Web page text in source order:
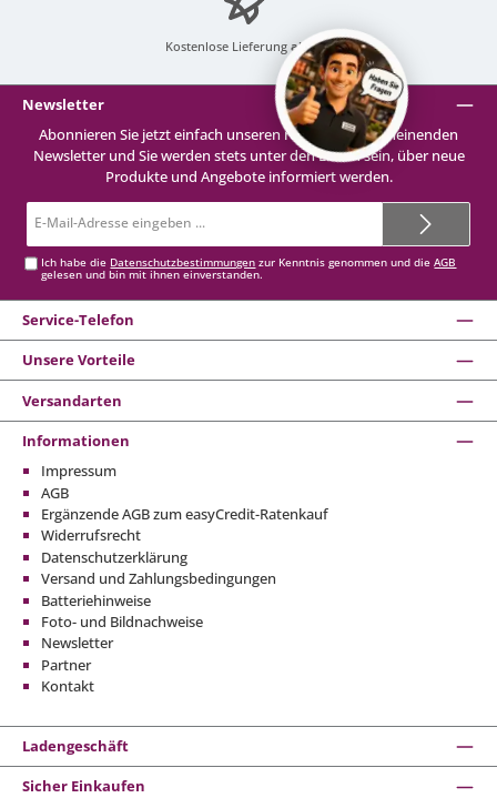
Kostenlose Lieferung ab 99 €
Newsletter
Abonnieren Sie jetzt einfach unseren regelmäßig erscheinenden
Newsletter und Sie werden stets unter den Ersten sein, über neue
Produkte und Angebote informiert werden.
Mail-
Ich habe die Datenschutzbestimmungen zur Kenntnis genommen und dieAGB
gelesen und bin mit ihnen einverstanden.
Service-Telefon
Unsere Vorteile
Versandarten
Informationen
Impressum
AGB
Ergänzende AGB zum easyCredit-Ratenkauf
Widerrufsrecht
Datenschutzerklärung
Versand und Zahlungsbedingungen
Batteriehinweise
Foto- und Bildnachweise
Newsletter
Partner
Kontakt
Ladengeschäft
Sicher Einkaufen